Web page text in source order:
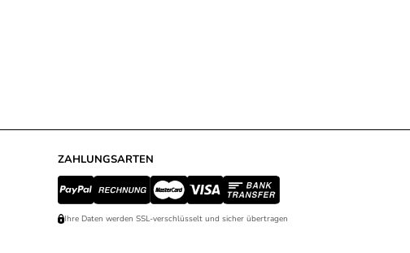
ZAHLUNGSARTEN
Ihre Daten werden SSL-verschlüsselt und sicher übertragen